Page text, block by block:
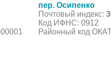
пер. Осипенко
Почтовый индекс:
Код ИФНС: 0912
Районный код